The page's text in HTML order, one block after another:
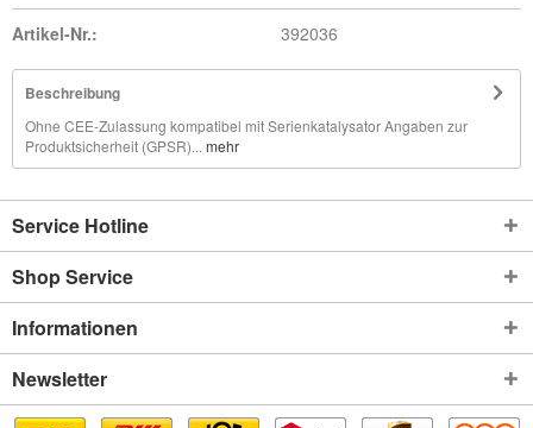
Artikel-Nr.: 392036
Beschreibung
Ohne CEE-Zulassung kompatibel mit Serienkatalysator Angaben zur
Produktsicherheit (GPSR)... mehr
Service Hotline
Shop Service
Informationen
Newsletter